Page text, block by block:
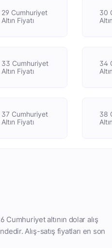
29 Cumhuriyet
Altın Fiyatı
30
33 Cumhuriyet
Altın Fiyatı
34
37 Cumhuriyet
Altın Fiyatı
38
altının dolar alış
Alış-satış fiyatları en son